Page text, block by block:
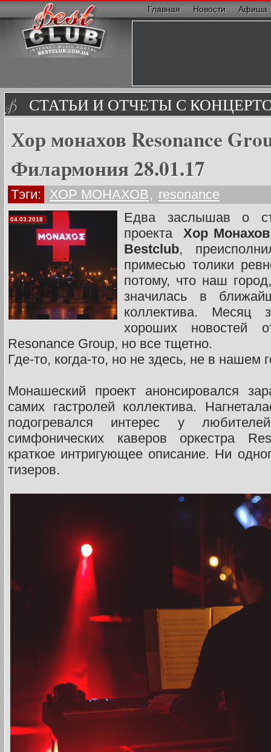
Главная Новости Афиша
СТАТЬИ И ОТЧЕТЫ С
Хор монахов Resonance
Филармония 28.01.17
Тэги: ХОР МОНАХОВ, resonance
04.03.2018
Едва заслышав о
проекта Хор Монахов
Bestclub,
примесью толики
потому, что наш
значилась в
коллектива.
хороших новостей
Resonance Group, но все тщетно.
Где-то, когда-то, но не здесь, не в нашем
Монашеский проект анонсировался
самих гастролей коллектива.
подогревался интерес у
симфонических каверов оркестра
краткое интригующее описание. Ни
тизеров.